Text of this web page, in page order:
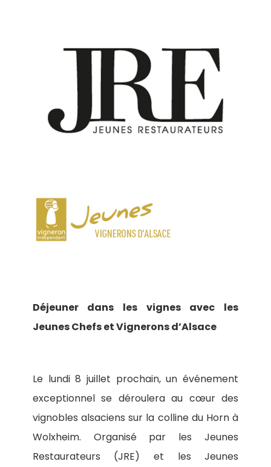
Déjeuner dans les vignes avec les
Jeunes Chefs et Vignerons d’Alsace
Le lundi 8 juillet prochain, un événement
exceptionnel se déroulera au cœur des
vignobles alsaciens sur la colline du Horn à
Wolxheim. Organisé par les Jeunes
Restaurateurs (JRE) et les Jeunes